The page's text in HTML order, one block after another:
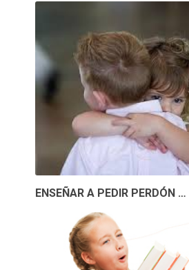
ENSEÑAR A PEDIR PERDÓN …